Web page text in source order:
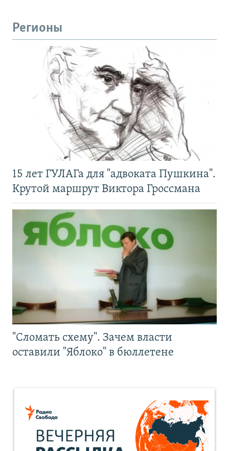
Регионы
15 лет ГУЛАГа для "адвоката Пушкина".
Крутой маршрут Виктора Гроссмана
"Сломать схему". Зачем власти
оставили "Яблоко" в бюллетене